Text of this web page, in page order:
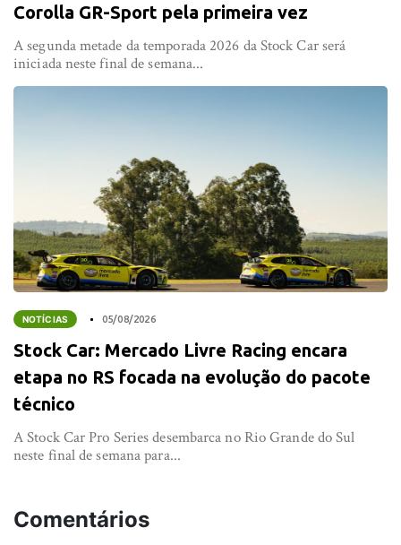
Corolla GR-Sport pela primeira vez
A segunda metade da temporada 2026 da Stock Car será
iniciada neste final de semana...
NOTÍCIAS 05/08/2026
Stock Car: Mercado Livre Racing encara
etapa no RS focada na evolução do pacote
técnico
A Stock Car Pro Series desembarca no Rio Grande do Sul
neste final de semana para...
Comentários